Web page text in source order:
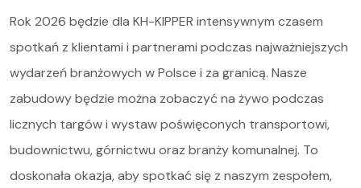
Kontakt
STOCK
Rok 2026 będzie dla KH-KIPPER intensywnym czasem
spotkań z klientami i partnerami podczas najważniejszych
wydarzeń branżowych w Polsce i za granicą. Nasze
zabudowy będzie można zobaczyć na żywo podczas
licznych targów i wystaw poświęconych transportowi,
budownictwu, górnictwu oraz branży komunalnej. To
doskonała okazja, aby spotkać się z naszym zespołem,